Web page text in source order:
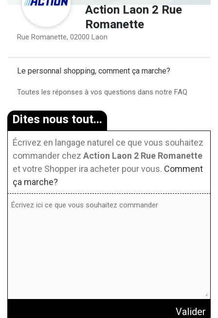
Action Laon 2 Rue
Romanette
Rue Romanette, 02000 Laon
Le personnal shopping, comment ça marche?
Toutes les réponses à vos questions dans notre FAQ
Dites nous tout...
Écrivez en langage naturel ce que vous souhaitez
commander chez Action Laon 2 Rue Romanette
et votre Shopper ira acheter pour vous. Comment
ça marche?
Valider